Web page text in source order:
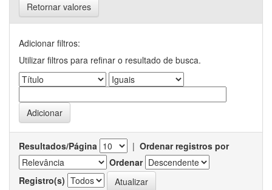
Retornar valores
Adicionar filtros:
Utilizar filtros para refinar o resultado de busca.
Resultados/Página | Ordenar registros por
Ordenar
Registro(s)